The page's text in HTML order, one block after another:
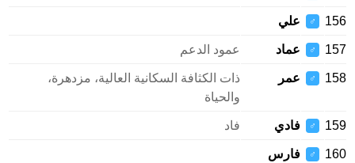
156
♂ علي
157
♂ عماد عمود الدعم
158
♂ عمر
ذات الكثافة السكانية العالية، مزدهرة،
والحياة
159
♂ فادي فاد
160
♂ فارس